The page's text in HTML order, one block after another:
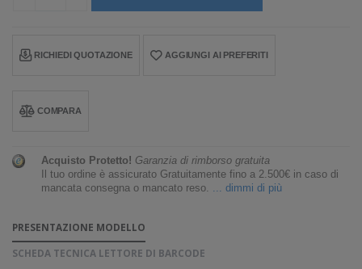
RICHIEDI QUOTAZIONE AGGIUNGI AI PREFERITI
COMPARA
Acquisto Protetto! Garanzia di rimborso gratuita
Il tuo ordine è assicurato Gratuitamente fino a 2.500€ in caso di
mancata consegna o mancato reso. ... dimmi di più
PRESENTAZIONE MODELLO
SCHEDA TECNICA LETTORE DI BARCODE